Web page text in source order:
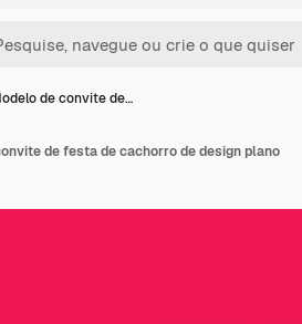
de convite de…
de festa de cachorro de design plano